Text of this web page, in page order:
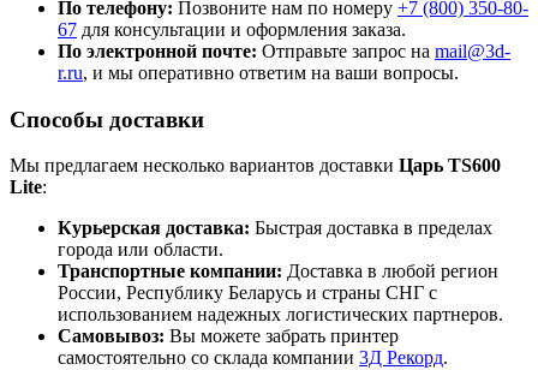
По телефону: Позвоните нам по номеру +7 (800) 350-80-
67 для консультации и оформления заказа.
По электронной почте: Отправьте запрос на mail@3d-
r.ru, и мы оперативно ответим на ваши вопросы.
Способы доставки
Мы предлагаем несколько вариантов доставки Царь TS600
Lite:
Курьерская доставка: Быстрая доставка в пределах
города или области.
Транспортные компании: Доставка в любой регион
России, Республику Беларусь и страны СНГ с
использованием надежных логистических партнеров.
Самовывоз: Вы можете забрать принтер
самостоятельно со склада компании 3Д Рекорд.